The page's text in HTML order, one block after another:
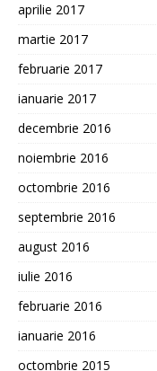
aprilie 2017
martie 2017
februarie 2017
ianuarie 2017
decembrie 2016
noiembrie 2016
octombrie 2016
septembrie 2016
august 2016
iulie 2016
februarie 2016
ianuarie 2016
octombrie 2015